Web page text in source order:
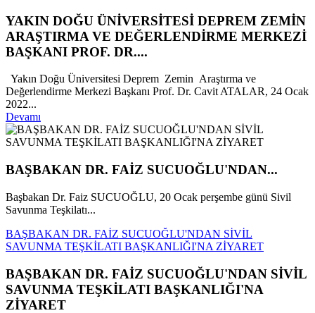
YAKIN DOĞU ÜNİVERSİTESİ DEPREM ZEMİN
ARAŞTIRMA VE DEĞERLENDİRME MERKEZİ
BAŞKANI PROF. DR....
Yakın Doğu Üniversitesi Deprem Zemin Araştırma ve
Değerlendirme Merkezi Başkanı Prof. Dr. Cavit ATALAR, 24 Ocak
2022...
Devamı
BAŞBAKAN DR. FAİZ SUCUOĞLU'NDAN...
Başbakan Dr. Faiz SUCUOĞLU, 20 Ocak perşembe günü Sivil
Savunma Teşkilatı...
BAŞBAKAN DR. FAİZ SUCUOĞLU'NDAN SİVİL
SAVUNMA TEŞKİLATI BAŞKANLIĞI'NA ZİYARET
BAŞBAKAN DR. FAİZ SUCUOĞLU'NDAN SİVİL
SAVUNMA TEŞKİLATI BAŞKANLIĞI'NA
ZİYARET